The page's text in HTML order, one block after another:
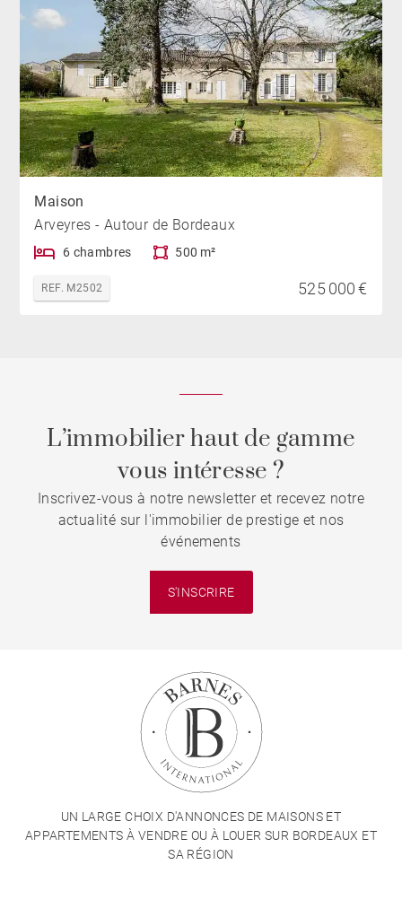
Maison
Arveyres - Autour de Bordeaux
6 chambres 500 m²
REF. M2502 525 000 €
L’immobilier haut de gamme
vous intéresse ?
Inscrivez-vous à notre newsletter et recevez notre
actualité sur l'immobilier de prestige et nos
événements
S'INSCRIRE
UN LARGE CHOIX D'ANNONCES DE MAISONS ET
APPARTEMENTS À VENDRE OU À LOUER SUR BORDEAUX ET
SA RÉGION